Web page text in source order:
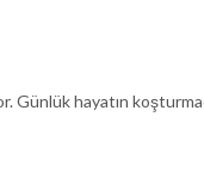
hayatın